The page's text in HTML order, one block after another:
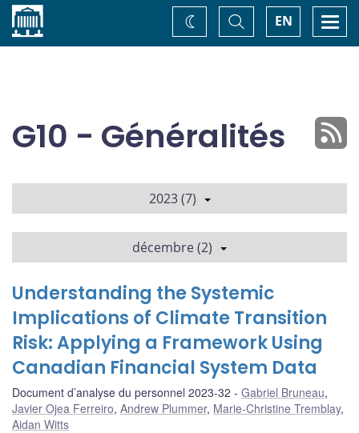
Accueil EN
Basculer
la
recherche
Changez
de
G10 - Généralités
2023 (7)
décembre (2)
Understanding the Systemic
Implications of Climate Transition
Risk: Applying a Framework Using
Canadian Financial System Data
Document d’analyse du personnel 2023-32 Gabriel Bruneau,
Javier Ojea Ferreiro, Andrew Plummer, Marie-Christine Tremblay,
Aidan Witts